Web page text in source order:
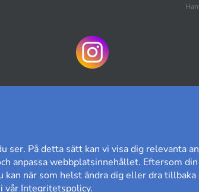
ser. På detta sätt kan vi visa dig relevanta
anpassa webbplatsinnehållet. Eftersom
när som helst ändra dig eller dra
vår Integritetspolicy.